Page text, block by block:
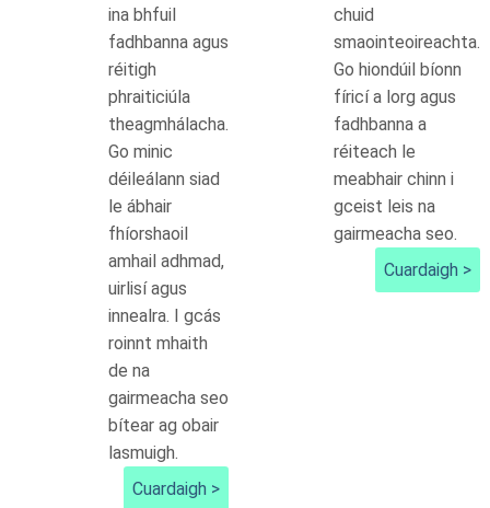
ina bhfuil
fadhbanna agus
réitigh
phraiticiúla
theagmhálacha.
Go minic
déileálann siad
le ábhair
fhíorshaoil
amhail adhmad,
uirlisí agus
innealra. I gcás
roinnt mhaith
de na
gairmeacha seo
bítear ag obair
lasmuigh.
Cuardaigh >
chuid
smaointeoireachta.
Go hiondúil bíonn
fíricí a lorg agus
fadhbanna a
réiteach le
meabhair chinn i
gceist leis na
gairmeacha seo.
Cuardaigh >